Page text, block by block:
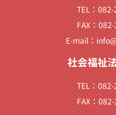
TEL：
FAX：
E-mail：
社会福祉
TEL：
FAX：